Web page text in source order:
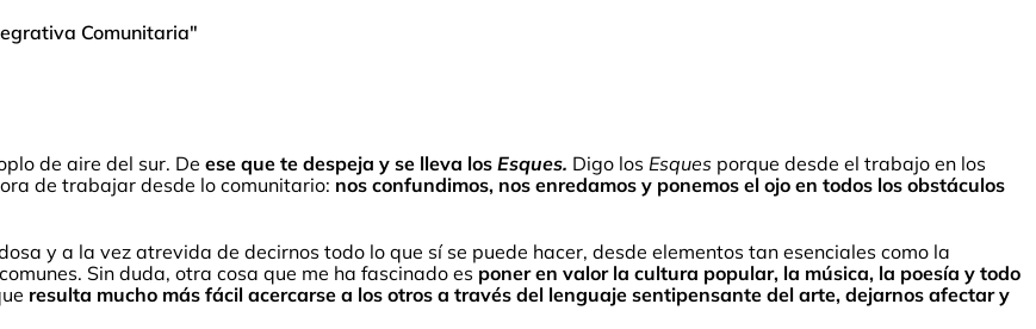
Comunitaria"
de aire del sur. De ese que te despeja y se lleva los Esques. Digo los Esques porque desde el trabajo en los
de trabajar desde lo comunitario: nos confundimos, nos enredamos y ponemos el ojo en todos los obstáculos
y a la vez atrevida de decirnos todo lo que sí se puede hacer, desde elementos tan esenciales como la
Sin duda, otra cosa que me ha fascinado es poner en valor la cultura popular, la música, la poesía y todo
resulta mucho más fácil acercarse a los otros a través del lenguaje sentipensante del arte, dejarnos afectar y